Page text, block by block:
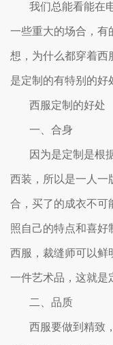
我们总能看能在
一些重大的场合，有
想，为什么都穿着西
是定制的有特别的好
西服定制的好处
一、合身
因为是定制是根
西装，所以是一人一
合，买了的成衣不可
照自己的特点和喜好
西服，裁缝师可以鲜
一件艺术品，这就是
二、品质
西服要做到精致